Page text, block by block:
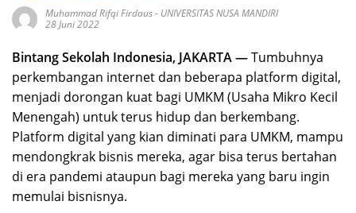
Muhammad Rifqi Firdaus- UNIVERSITAS NUSA MANDIRI
28 Juni 2022
Bintang Sekolah Indonesia, JAKARTA —Tumbuhnya
perkembangan internet dan beberapa platform digital,
menjadi dorongan kuat bagi UMKM (Usaha Mikro Kecil
Menengah) untuk terus hidup dan berkembang.
Platform digital yang kian diminati para UMKM, mampu
mendongkrak bisnis mereka, agar bisa terus bertahan
di era pandemi ataupun bagi mereka yang baru ingin
memulai bisnisnya.